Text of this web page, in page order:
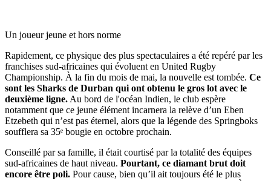
Un joueur jeune et hors norme
Rapidement, ce physique des plus spectaculaires a été repéré par les
franchises sud-africaines qui évoluent en United Rugby
Championship. À la fin du mois de mai, la nouvelle est tombée. Ce
sont les Sharks de Durban qui ont obtenu le gros lot avec le
deuxième ligne. Au bord de l'océan Indien, le club espère
notamment que ce jeune élément incarnera la relève d’un Eben
Etzebeth qui n’est pas éternel, alors que la légende des Springboks
soufflera sa 35ᵉ bougie en octobre prochain.
Conseillé par sa famille, il était courtisé par la totalité des équipes
sud-africaines de haut niveau. Pourtant, ce diamant brut doit
encore être poli. Pour cause, bien qu’il ait toujours été le plus